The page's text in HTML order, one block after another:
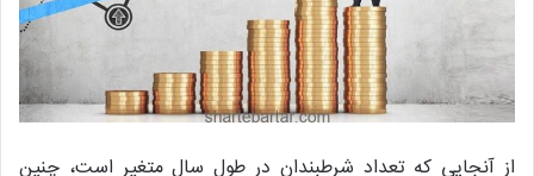
از آنجایی که تعداد شرطبندان در طول سال متغیر است، چنین